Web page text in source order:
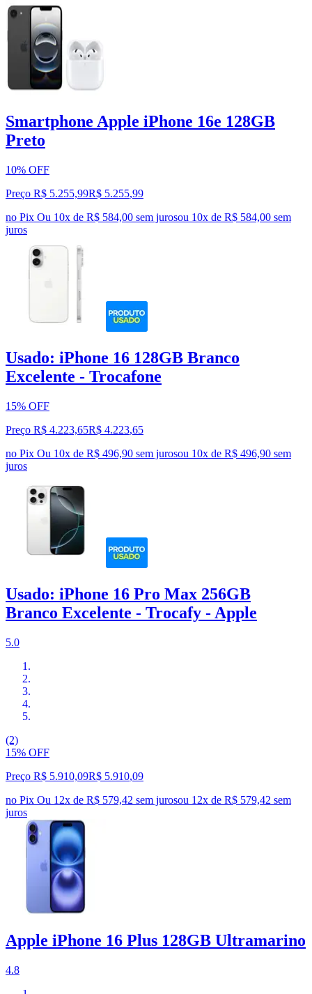
Smartphone Apple iPhone 16e 128GB
Preto
10% OFF
Preço R$ 5.255,99R$ 5.255,99
no Pix Ou 10x de R$ 584,00 sem jurosou 10x de R$ 584,00 sem
juros
Usado: iPhone 16 128GB Branco
Excelente - Trocafone
15% OFF
Preço R$ 4.223,65R$ 4.223,65
no Pix Ou 10x de R$ 496,90 sem jurosou 10x de R$ 496,90 sem
juros
Usado: iPhone 16 Pro Max 256GB
Branco Excelente - Trocafy - Apple
5.0
(2)
15% OFF
Preço R$ 5.910,09R$ 5.910,09
no Pix Ou 12x de R$ 579,42 sem jurosou 12x de R$ 579,42 sem
juros
Apple iPhone 16 Plus 128GB Ultramarino
4.8